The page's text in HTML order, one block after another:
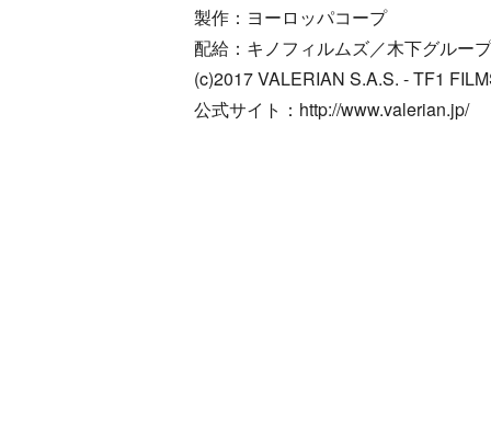
製作：ヨーロッパコープ
配給：キノフィルムズ／木下グループ
(c)2017 VALERIAN S.A.S. - TF1
公式サイト：http://www.valerian.jp/